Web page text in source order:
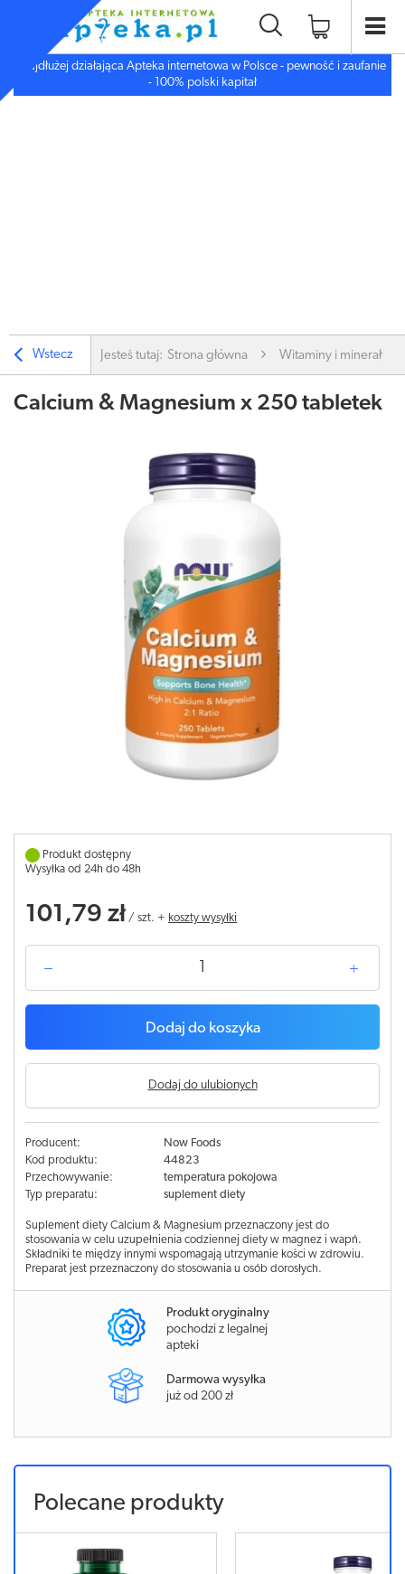
Najdłużej działająca Apteka internetowa w Polsce - pewność i zaufanie
- 100% polski kapitał
Wstecz Jesteś tutaj: Strona główna Witaminy i minerały
Calcium & Magnesium x 250 tabletek
Produkt dostępny
Wysyłka od 24h do 48h
101,79 zł / szt. + koszty wysyłki
Dodaj do koszyka
Dodaj do ulubionych
Producent:
Now Foods
Kod produktu:
44823
Przechowywanie:
temperatura pokojowa
Typ preparatu:
suplement diety
Suplement diety Calcium & Magnesium przeznaczony jest do
stosowania w celu uzupełnienia codziennej diety w magnez i wapń.
Składniki te między innymi wspomagają utrzymanie kości w zdrowiu.
Preparat jest przeznaczony do stosowania u osób dorosłych.
Produkt oryginalny
pochodzi z legalnej
apteki
Darmowa wysyłka
już od 200 zł
Polecane produkty